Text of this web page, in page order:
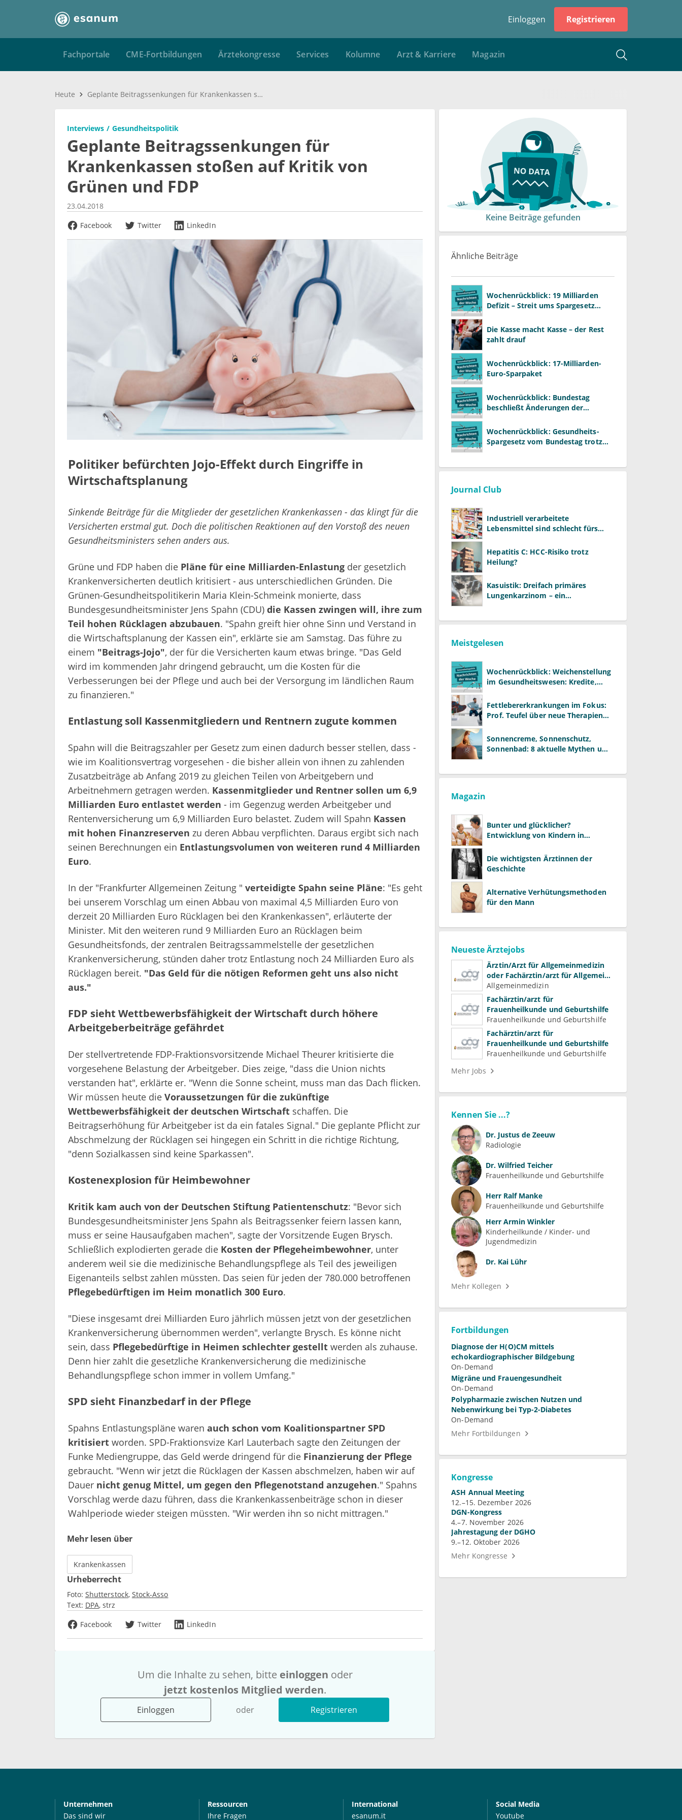
Einloggen Registrieren
Fachportale CME-Fortbildungen Ärztekongresse Services Kolumne Arzt & Karriere Magazin
Heute Geplante Beitragssenkungen für Krankenkassen stoßen auf Kritik von Grünen und FDP
Interviews Gesundheitspolitik
Geplante Beitragssenkungen für
Krankenkassen stoßen auf Kritik von
Grünen und FDP
23.04.2018
Facebook
Twitter LinkedIn
Politiker befürchten Jojo-Effekt durch Eingriffe in
Wirtschaftsplanung
Sinkende Beiträge für die Mitglieder der gesetzlichen Krankenkassen - das klingt für die
Versicherten erstmal gut. Doch die politischen Reaktionen auf den Vorstoß des neuen
Gesundheitsministers sehen anders aus.
Grüne und FDP haben die Pläne für eine Milliarden-Enlastung der gesetzlich
Krankenversicherten deutlich kritisiert - aus unterschiedlichen Gründen. Die
Grünen-Gesundheitspolitikerin Maria Klein-Schmeink monierte, dass
Bundesgesundheitsminister Jens Spahn (CDU) die Kassen zwingen will, ihre zum
Teil hohen Rücklagen abzubauen. "Spahn greift hier ohne Sinn und Verstand in
die Wirtschaftsplanung der Kassen ein", erklärte sie am Samstag. Das führe zu
einem "Beitrags-Jojo", der für die Versicherten kaum etwas bringe. "Das Geld
wird im kommenden Jahr dringend gebraucht, um die Kosten für die
Verbesserungen bei der Pflege und auch bei der Versorgung im ländlichen Raum
zu finanzieren."
Entlastung soll Kassenmitgliedern und Rentnern zugute kommen
Spahn will die Beitragszahler per Gesetz zum einen dadurch besser stellen, dass -
wie im Koalitionsvertrag vorgesehen - die bisher allein von ihnen zu zahlenden
Zusatzbeiträge ab Anfang 2019 zu gleichen Teilen von Arbeitgebern und
Arbeitnehmern getragen werden. Kassenmitglieder und Rentner sollen um 6,9
Milliarden Euro entlastet werden - im Gegenzug werden Arbeitgeber und
Rentenversicherung um 6,9 Milliarden Euro belastet. Zudem will Spahn Kassen
mit hohen Finanzreserven zu deren Abbau verpflichten. Daraus ergibt sich nach
seinen Berechnungen ein Entlastungsvolumen von weiteren rund 4 Milliarden
Euro.
In der "Frankfurter Allgemeinen Zeitung " verteidigte Spahn seine Pläne: "Es geht
bei unserem Vorschlag um einen Abbau von maximal 4,5 Milliarden Euro von
derzeit 20 Milliarden Euro Rücklagen bei den Krankenkassen", erläuterte der
Minister. Mit den weiteren rund 9 Milliarden Euro an Rücklagen beim
Gesundheitsfonds, der zentralen Beitragssammelstelle der gesetzlichen
Krankenversicherung, stünden daher trotz Entlastung noch 24 Milliarden Euro als
Rücklagen bereit. "Das Geld für die nötigen Reformen geht uns also nicht
aus."
FDP sieht Wettbewerbsfähigkeit der Wirtschaft durch höhere
Arbeitgeberbeiträge gefährdet
Der stellvertretende FDP-Fraktionsvorsitzende Michael Theurer kritisierte die
vorgesehene Belastung der Arbeitgeber. Dies zeige, "dass die Union nichts
verstanden hat", erklärte er. "Wenn die Sonne scheint, muss man das Dach flicken.
Wir müssen heute die Voraussetzungen für die zukünftige
Wettbewerbsfähigkeit der deutschen Wirtschaftschaffen. Die
Beitragserhöhung für Arbeitgeber ist da ein fatales Signal." Die geplante Pflicht zur
Abschmelzung der Rücklagen sei hingegen ein Schritt in die richtige Richtung,
"denn Sozialkassen sind keine Sparkassen".
Kostenexplosion für Heimbewohner
Kritik kam auch von der Deutschen Stiftung Patientenschutz: "Bevor sich
Bundesgesundheitsminister Jens Spahn als Beitragssenker feiern lassen kann,
muss er seine Hausaufgaben machen", sagte der Vorsitzende Eugen Brysch.
Schließlich explodierten gerade die Kosten der Pflegeheimbewohner, unter
anderem weil sie die medizinische Behandlungspflege als Teil des jeweiligen
Eigenanteils selbst zahlen müssten. Das seien für jeden der 780.000 betroffenen
Pflegebedürftigen im Heim monatlich 300 Euro.
"Diese insgesamt drei Milliarden Euro jährlich müssen jetzt von der gesetzlichen
Krankenversicherung übernommen werden", verlangte Brysch. Es könne nicht
sein, dass Pflegebedürftige in Heimen schlechter gestelltwerden als zuhause.
Denn hier zahlt die gesetzliche Krankenversicherung die medizinische
Behandlungspflege schon immer in vollem Umfang."
SPD sieht Finanzbedarf in der Pflege
Spahns Entlastungspläne waren auch schon vom Koalitionspartner SPD
kritisiert worden. SPD-Fraktionsvize Karl Lauterbach sagte den Zeitungen der
Funke Mediengruppe, das Geld werde dringend für die Finanzierung der Pflege
gebraucht. "Wenn wir jetzt die Rücklagen der Kassen abschmelzen, haben wir auf
Dauernicht genug Mittel, um gegen den Pflegenotstand anzugehen." Spahns
Vorschlag werde dazu führen, dass die Krankenkassenbeiträge schon in dieser
Wahlperiode wieder steigen müssten. "Wir werden ihn so nicht mittragen."
Mehr lesen über
Krankenkassen
Urheberrecht
Foto: Shutterstock Stock-Asso
Text: DPA strz
Facebook
Twitter LinkedIn
Um die Inhalte zu sehen, bitte einloggen oder
jetzt kostenlos Mitglied werden.
Einloggen oder Registrieren
Keine Beiträge gefunden
Ähnliche Beiträge
Wochenrückblick: 19 Milliarden
Defizit – Streit ums Spargesetz
Die Kasse macht Kasse – der Rest
zahlt drauf
Wochenrückblick: 17-Milliarden-
Euro-Sparpaket
Wochenrückblick: Bundestag
beschließt Änderungen der
Wochenrückblick: Gesundheits-
Spargesetz vom Bundestag trotz
Journal Club
Industriell verarbeitete
Lebensmittel sind schlecht fürs
Hepatitis C: HCC-Risiko trotz
Heilung?
Kasuistik: Dreifach primäres
Lungenkarzinom – ein
Meistgelesen
Wochenrückblick: Weichenstellung
im Gesundheitswesen: Kredite,
Fettlebererkrankungen im Fokus:
Prof. Teufel über neue Therapien
Sonnencreme, Sonnenschutz,
Sonnenbad: 8 aktuelle Mythen und
Magazin
Bunter und glücklicher?
Entwicklung von Kindern in
Die wichtigsten Ärztinnen der
Geschichte
Alternative Verhütungsmethoden
für den Mann
Neueste Ärztejobs
Ärztin/Arzt für Allgemeinmedizin
oder Fachärztin/arzt für Allgemein-
und Familienmedizin für
Psychiatrie und
Psychotherapeutische Medizin
Allgemeinmedizin
Fachärztin/arzt für
Frauenheilkunde und Geburtshilfe
Frauenheilkunde und Geburtshilfe
Fachärztin/arzt für
Frauenheilkunde und Geburtshilfe
Frauenheilkunde und Geburtshilfe
Mehr Jobs
Kennen Sie ...?
Dr. Justus de Zeeuw
Radiologie
Dr. Wilfried Teicher
Frauenheilkunde und Geburtshilfe
Herr Ralf Manke
Frauenheilkunde und Geburtshilfe
Herr Armin Winkler
Kinderheilkunde / Kinder- und
Jugendmedizin
Dr. Kai Lühr
Mehr Kollegen
Fortbildungen
Diagnose der H(O)CM mittels
echokardiographischer Bildgebung
On-Demand
Migräne und Frauengesundheit
On-Demand
Polypharmazie zwischen Nutzen und
Nebenwirkung bei Typ-2-Diabetes
On-Demand
Mehr Fortbildungen
Kongresse
ASH Annual Meeting
12.–15. Dezember 2026
DGN-Kongress
4.–7. November 2026
Jahrestagung der DGHO
9.–12. Oktober 2026
Mehr Kongresse
Unternehmen
Das sind wir
Ressourcen
Ihre Fragen
International
esanum.it
Social Media
Youtube